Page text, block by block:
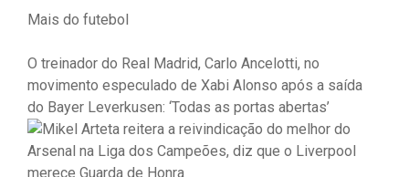
Mais do futebol
O treinador do Real Madrid, Carlo Ancelotti, no
movimento especulado de Xabi Alonso após a saída
do Bayer Leverkusen: ‘Todas as portas abertas’